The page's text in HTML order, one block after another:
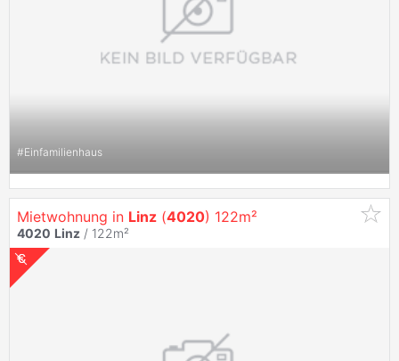
#Einfamilienhaus
Mietwohnung in Linz (4020) 122m²
4020 Linz / 122m²